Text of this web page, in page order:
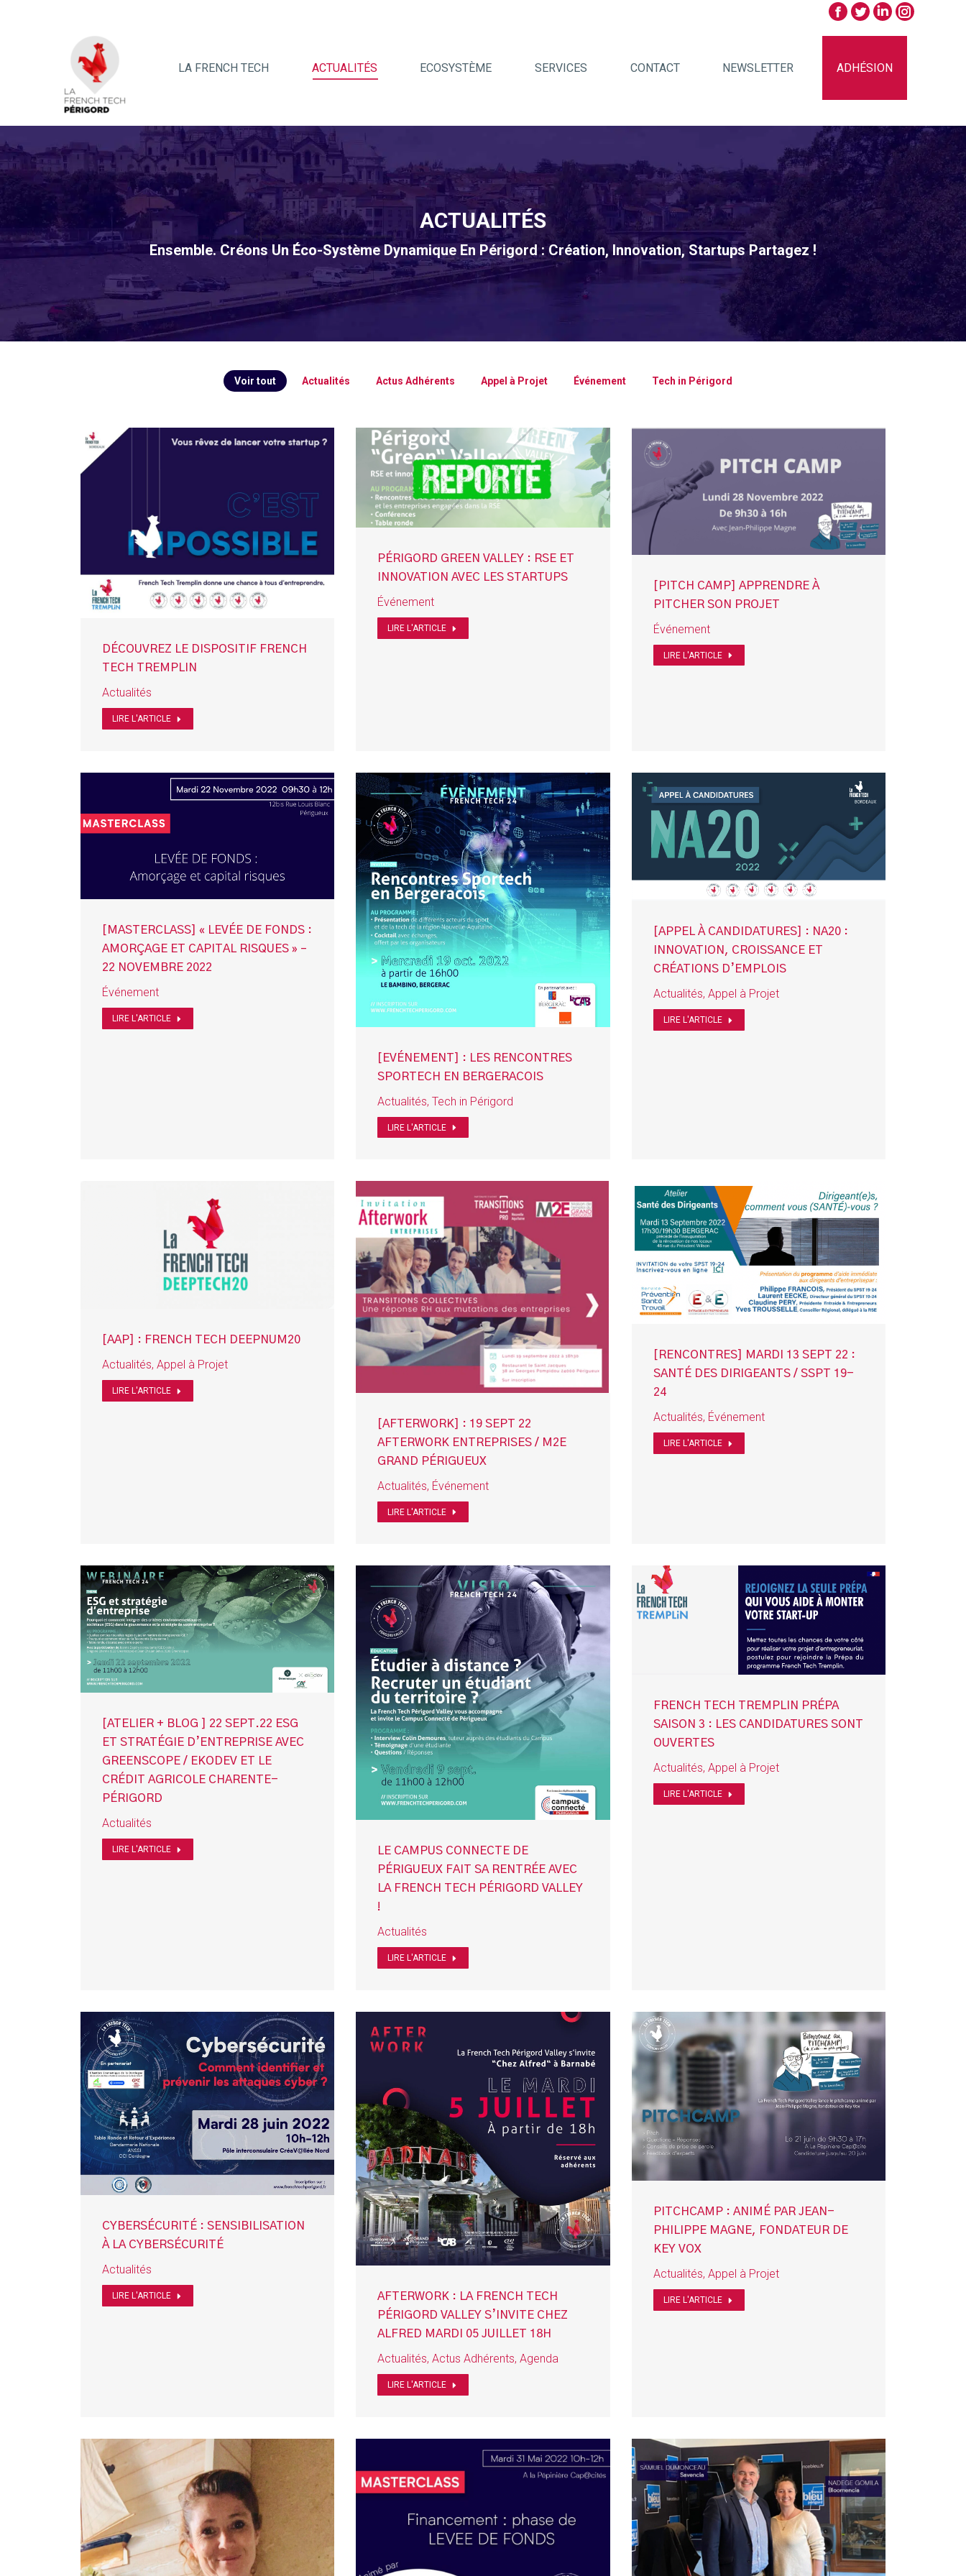
LA FRENCH TECH ACTUALITÉS ECOSYSTÈME SERVICES CONTACT NEWSLETTER ADHÉSION
ACTUALITÉS
Ensemble. Créons Un Éco-Système Dynamique En Périgord : Création, Innovation, Startups Partagez !
Voir tout Actualités Actus Adhérents Appel à Projet Événement Tech in Périgord
DÉCOUVREZ LE DISPOSITIF FRENCH
TECH TREMPLIN
Actualités
LIRE L'ARTICLE
PÉRIGORD GREEN VALLEY : RSE ET
INNOVATION AVEC LES STARTUPS
Événement
LIRE L'ARTICLE
[PITCH CAMP] APPRENDRE À
PITCHER SON PROJET
Événement
LIRE L'ARTICLE
[MASTERCLASS] « LEVÉE DE FONDS :
AMORÇAGE ET CAPITAL RISQUES » –
22 NOVEMBRE 2022
Événement
LIRE L'ARTICLE
[EVÉNEMENT] : LES RENCONTRES
SPORTECH EN BERGERACOIS
Actualités,Tech in Périgord
LIRE L'ARTICLE
[APPEL À CANDIDATURES] : NA20 :
INNOVATION, CROISSANCE ET
CRÉATIONS D’EMPLOIS
Actualités, Appel à Projet
LIRE L'ARTICLE
[AAP] : FRENCH TECH DEEPNUM20
Actualités, Appel à Projet
LIRE L'ARTICLE
[AFTERWORK] : 19 SEPT 22
AFTERWORK ENTREPRISES / M2E
GRAND PÉRIGUEUX
Actualités, Événement
LIRE L'ARTICLE
[RENCONTRES] MARDI 13 SEPT 22 :
SANTÉ DES DIRIGEANTS / SSPT 19-
24
Actualités, Événement
LIRE L'ARTICLE
[ATELIER + BLOG ] 22 SEPT.22 ESG
ET STRATÉGIE D’ENTREPRISE AVEC
GREENSCOPE / EKODEV ET LE
CRÉDIT AGRICOLE CHARENTE-
PÉRIGORD
Actualités
LIRE L'ARTICLE
LE CAMPUS CONNECTE DE
PÉRIGUEUX FAIT SA RENTRÉE AVEC
LA FRENCH TECH PÉRIGORD VALLEY
!
Actualités
LIRE L'ARTICLE
FRENCH TECH TREMPLIN PRÉPA
SAISON 3 : LES CANDIDATURES SONT
OUVERTES
Actualités, Appel à Projet
LIRE L'ARTICLE
CYBERSÉCURITÉ : SENSIBILISATION
À LA CYBERSÉCURITÉ
Actualités
LIRE L'ARTICLE
AFTERWORK : LA FRENCH TECH
PÉRIGORD VALLEY S’INVITE CHEZ
ALFRED MARDI 05 JUILLET 18H
Actualités,Actus Adhérents,Agenda
LIRE L'ARTICLE
PITCHCAMP : ANIMÉ PAR JEAN-
PHILIPPE MAGNE, FONDATEUR DE
KEY VOX
Actualités, Appel à Projet
LIRE L'ARTICLE